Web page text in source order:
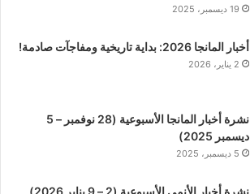
19 ديسمبر، 2025
أخبار المانجا 2026: بداية تاريخية ومفاجآت صادمة!
2 يناير، 2026
نشرة أخبار المانجا الأسبوعية (28 نوفمبر – 5
ديسمبر 2025)
5 ديسمبر، 2025
نشرة أخبار الأنمي الأسبوعية (2 – 9 يناير 2026)